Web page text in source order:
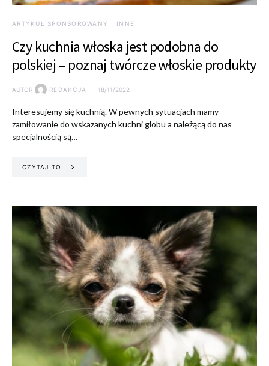
ARTYKUŁ SPONSOROWANY INNE
Czy kuchnia włoska jest podobna do
polskiej – poznaj twórcze włoskie produkty
AUTOR REDAKCJA 18/11/2022
Interesujemy się kuchnią. W pewnych sytuacjach mamy
zamiłowanie do wskazanych kuchni globu a należącą do nas
specjalnością są…
CZYTAJ TO.